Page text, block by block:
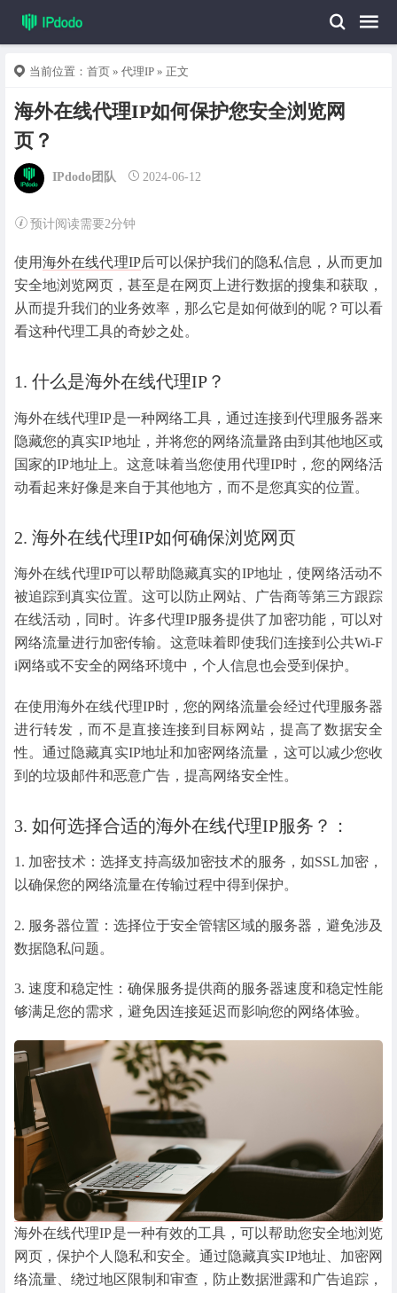
当前位置： 首页 » 代理IP » 正文
海外在线代理IP如何保护您安全浏览网
页？
IPdodo团队 2024-06-12
预计阅读需要2分钟
使用海外在线代理IP后可以保护我们的隐私信息，从而更加
安全地浏览网页，甚至是在网页上进行数据的搜集和获取，
从而提升我们的业务效率，那么它是如何做到的呢？可以看
看这种代理工具的奇妙之处。
1. 什么是海外在线代理IP？
海外在线代理IP是一种网络工具，通过连接到代理服务器来
隐藏您的真实IP地址，并将您的网络流量路由到其他地区或
国家的IP地址上。这意味着当您使用代理IP时，您的网络活
动看起来好像是来自于其他地方，而不是您真实的位置。
2. 海外在线代理IP如何确保浏览网页
海外在线代理IP可以帮助隐藏真实的IP地址，使网络活动不
被追踪到真实位置。这可以防止网站、广告商等第三方跟踪
在线活动，同时。许多代理IP服务提供了加密功能，可以对
网络流量进行加密传输。这意味着即使我们连接到公共Wi-F
i网络或不安全的网络环境中，个人信息也会受到保护。
在使用海外在线代理IP时，您的网络流量会经过代理服务器
进行转发，而不是直接连接到目标网站，提高了数据安全
性。通过隐藏真实IP地址和加密网络流量，这可以减少您收
到的垃圾邮件和恶意广告，提高网络安全性。
3. 如何选择合适的海外在线代理IP服务？：
1. 加密技术：选择支持高级加密技术的服务，如SSL加密，
以确保您的网络流量在传输过程中得到保护。
2. 服务器位置：选择位于安全管辖区域的服务器，避免涉及
数据隐私问题。
3. 速度和稳定性：确保服务提供商的服务器速度和稳定性能
够满足您的需求，避免因连接延迟而影响您的网络体验。
海外在线代理IP是一种有效的工具，可以帮助您安全地浏览
网页，保护个人隐私和安全。通过隐藏真实IP地址、加密网
络流量、绕过地区限制和审查，防止数据泄露和广告追踪，